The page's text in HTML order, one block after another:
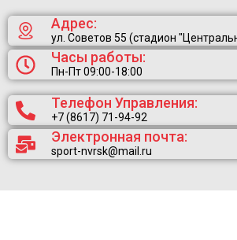
Адрес:
ул. Советов 55 (стадион
Часы работы:
Пн-Пт 09:00-18:00
Телефон Управления:
+7 (8617) 71-94-92
Электронная почта:
sport-nvrsk@mail.ru